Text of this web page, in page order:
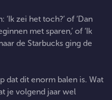
zei het toch?’ of ‘Dan
met sparen,’ of ‘Ik
de Starbucks ging de
dat dit enorm balen is. Wat
je volgend jaar wel